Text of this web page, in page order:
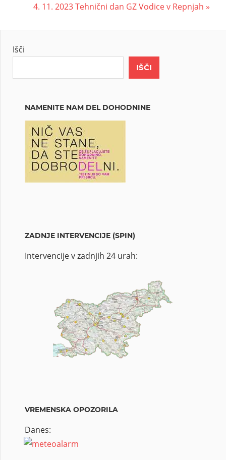
4. 11. 2023 Tehnični dan GZ Vodice v Repnjah
Išči
IŠČI
NAMENITE NAM DEL DOHODNINE
ZADNJE INTERVENCIJE (SPIN)
Intervencije v zadnjih 24 urah:
VREMENSKA OPOZORILA
Danes: